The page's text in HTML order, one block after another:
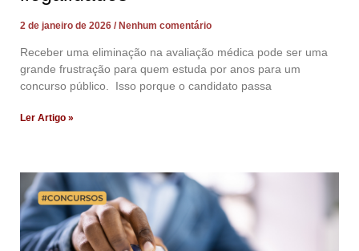
2 de janeiro de 2026 Nenhum comentário
Receber uma eliminação na avaliação médica pode ser uma
grande frustração para quem estuda por anos para um
concurso público. Isso porque o candidato passa
Ler Artigo »